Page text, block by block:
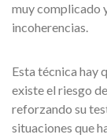
muy complicado
incoherencias.
Esta técnica hay
existe el riesgo
reforzando su
situaciones que